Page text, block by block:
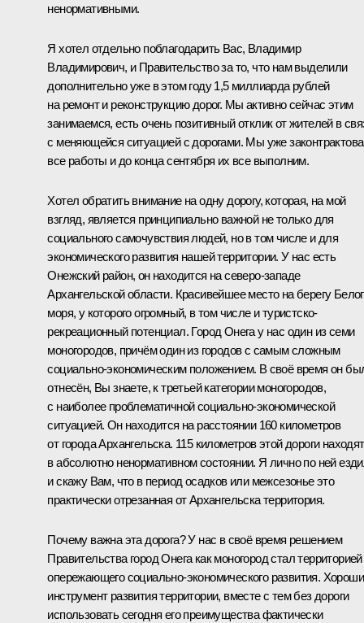
ненормативными.
Я хотел отдельно поблагодарить Вас, Владимир
Владимирович, и Правительство за то, что нам выделили
дополнительно уже в этом году 1,5 миллиарда рублей
на ремонт и реконструкцию дорог. Мы активно сейчас этим
занимаемся, есть очень позитивный отклик от жителей в
с меняющейся ситуацией с дорогами. Мы уже
все работы и до конца сентября их все выполним.
Хотел обратить внимание на одну дорогу, которая, на мой
взгляд, является принципиально важной не только для
социального самочувствия людей, но в том числе и для
экономического развития нашей территории. У нас есть
Онежский район, он находится на северо-западе
Архангельской области. Красивейшее место на берегу
моря, у которого огромный, в том числе и туристско-
рекреационный потенциал. Город Онега у нас один из семи
моногородов, причём один из городов с самым сложным
социально-экономическим положением. В своё время он
отнесён, Вы знаете, к третьей категории моногородов,
с наиболее проблематичной социально-экономической
ситуацией. Он находится на расстоянии 160 километров
от города Архангельска. 115 километров этой дороги
в абсолютно ненормативном состоянии. Я лично по ней
и скажу Вам, что в период осадков или межсезонье это
практически отрезанная от Архангельска территория.
Почему важна эта дорога? У нас в своё время решением
Правительства город Онега как моногород стал территорией
опережающего социально-экономического развития.
инструмент развития территории, вместе с тем без дороги
использовать сегодня его преимущества фактически